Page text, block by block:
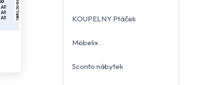
KOUPELNY Ptáček
Möbelix
Sconto nábytek